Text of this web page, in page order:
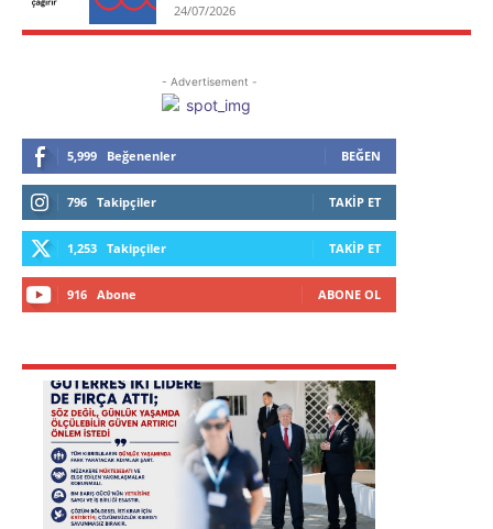
24/07/2026
- Advertisement -
5,999 Beğenenler BEĞEN
796 Takipçiler TAKIP ET
1,253 Takipçiler TAKIP ET
916 Abone ABONE OL